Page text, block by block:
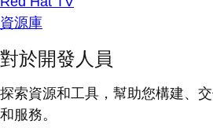
資源庫
對於開發人員
探索資源和工具，幫助您構建、
和服務。